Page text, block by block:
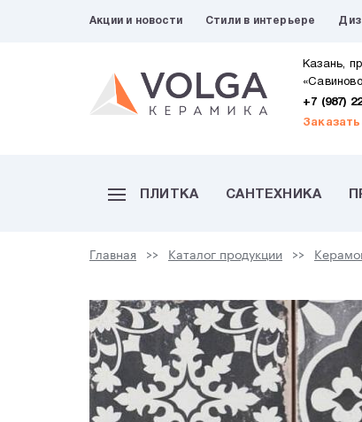
Акции и новости Стили в интерьере
Казань,
+7 (987)
ПЛИТКА САНТЕХНИКА
Главная Каталог продукции